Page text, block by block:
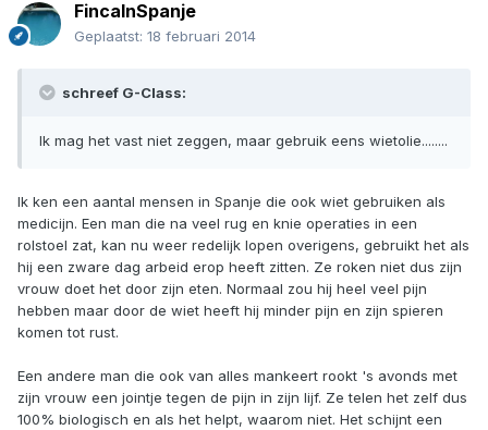
FincaInSpanje
Geplaatst: 18 februari 2014
schreef G-Class:
Ik mag het vast niet zeggen, maar gebruik eens wietolie........
Ik ken een aantal mensen in Spanje die ook wiet gebruiken als
medicijn. Een man die na veel rug en knie operaties in een
rolstoel zat, kan nu weer redelijk lopen overigens, gebruikt het als
hij een zware dag arbeid erop heeft zitten. Ze roken niet dus zijn
vrouw doet het door zijn eten. Normaal zou hij heel veel pijn
hebben maar door de wiet heeft hij minder pijn en zijn spieren
komen tot rust.
Een andere man die ook van alles mankeert rookt 's avonds met
zijn vrouw een jointje tegen de pijn in zijn lijf. Ze telen het zelf dus
100% biologisch en als het helpt, waarom niet. Het schijnt een